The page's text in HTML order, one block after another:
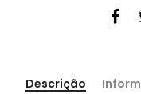
Descrição